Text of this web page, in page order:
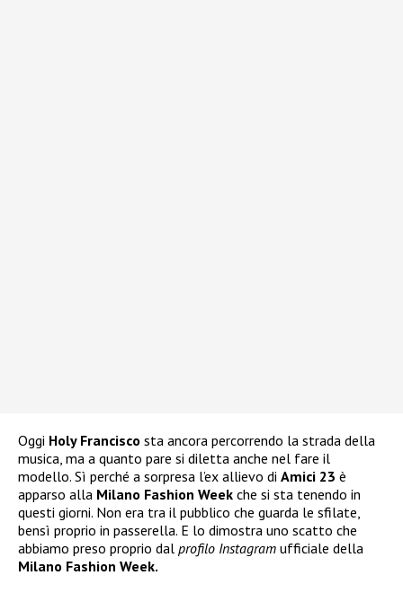
Oggi Holy Francisco sta ancora percorrendo la strada della
musica, ma a quanto pare si diletta anche nel fare il
modello. Sì perché a sorpresa l’ex allievo di Amici 23 è
apparso alla Milano Fashion Week che si sta tenendo in
questi giorni. Non era tra il pubblico che guarda le sfilate,
bensì proprio in passerella. E lo dimostra uno scatto che
abbiamo preso proprio dal profilo Instagram ufficiale della
Milano Fashion Week.